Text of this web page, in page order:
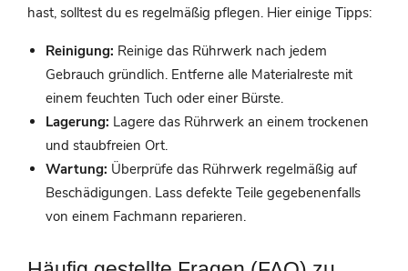
hast, solltest du es regelmäßig pflegen. Hier einige Tipps:
Reinigung: Reinige das Rührwerk nach jedem
Gebrauch gründlich. Entferne alle Materialreste mit
einem feuchten Tuch oder einer Bürste.
Lagerung: Lagere das Rührwerk an einem trockenen
und staubfreien Ort.
Wartung: Überprüfe das Rührwerk regelmäßig auf
Beschädigungen. Lass defekte Teile gegebenenfalls
von einem Fachmann reparieren.